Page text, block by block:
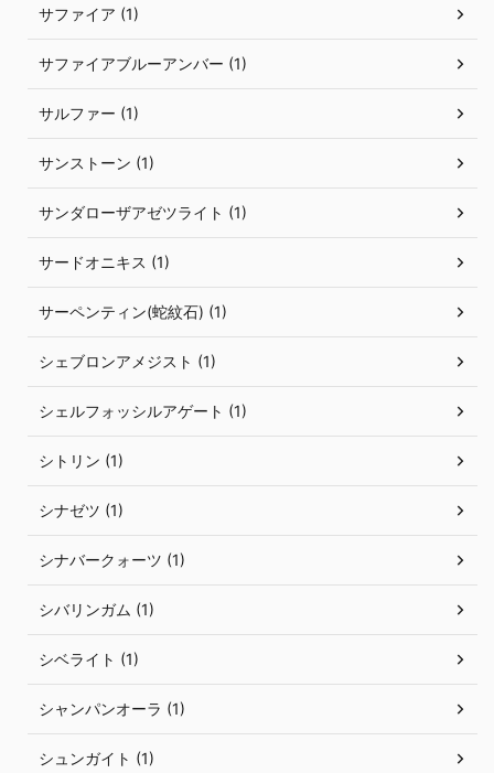
サファイア (1)
サファイアブルーアンバー (1)
サルファー (1)
サンストーン (1)
サンダローザアゼツライト (1)
サードオニキス (1)
サーペンティン(蛇紋石) (1)
シェブロンアメジスト (1)
シェルフォッシルアゲート (1)
シトリン (1)
シナゼツ (1)
シナバークォーツ (1)
シバリンガム (1)
シベライト (1)
シャンパンオーラ (1)
シュンガイト (1)